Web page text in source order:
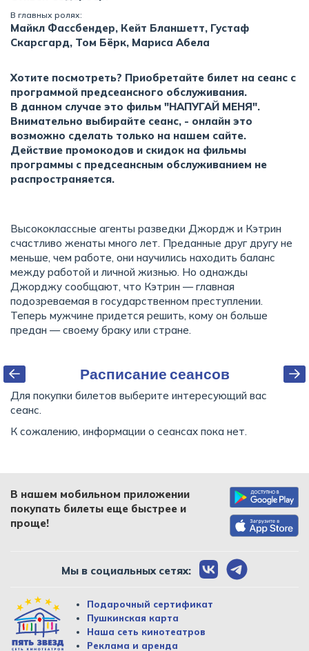
В главных ролях:
Майкл Фассбендер, Кейт Бланшетт, Густаф
Скарсгард, Том Бёрк, Мариса Абела
Хотите посмотреть? Приобретайте билет на сеанс с
программой предсеансного обслуживания.
В данном случае это фильм "НАПУГАЙ МЕНЯ".
Внимательно выбирайте сеанс, - онлайн это
возможно сделать только на нашем сайте.
Действие промокодов и скидок на фильмы
программы с предсеансным обслуживанием не
распространяется.
Высококлассные агенты разведки Джордж и Кэтрин
счастливо женаты много лет. Преданные друг другу не
меньше, чем работе, они научились находить баланс
между работой и личной жизнью. Но однажды
Джорджу сообщают, что Кэтрин — главная
подозреваемая в государственном преступлении.
Теперь мужчине придется решить, кому он больше
предан — своему браку или стране.
Расписание сеансов
Для покупки билетов выберите интересующий вас
сеанс.
К сожалению, информации о сеансах пока нет.
В нашем мобильном приложении
покупать билеты еще быстрее и
проще!
Мы в социальных сетях:
Подарочный сертификат
Пушкинская карта
Наша сеть кинотеатров
Реклама и аренда